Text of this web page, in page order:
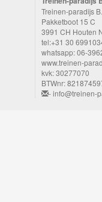
Treinen-paradijs
Pakketboot 15 C
3991 CH Houten
tel:+31 30
whatsapp: 06-
www.treinen-
kvk: 30277070
BTWnr:
- info@treinen-